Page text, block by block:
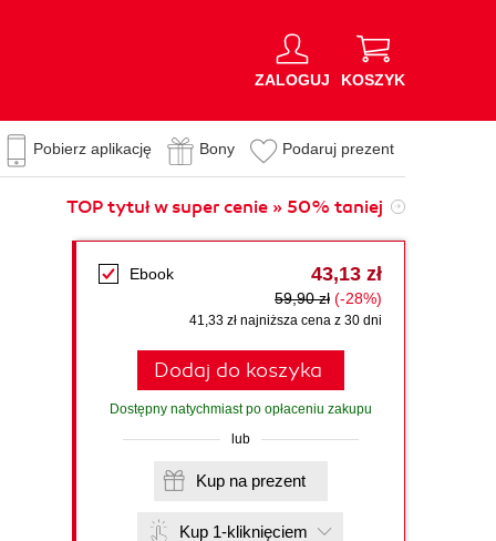
ZALOGUJ KOSZYK
Pobierz aplikację Bony Podaruj prezent
TOP tytuł w super cenie » 50% taniej
Ebook 43,13 zł
59,90 zł (-28%)
41,33 zł najniższa cena z 30 dni
Dodaj do koszyka
Dostępny natychmiast po opłaceniu zakupu
lub
Kup na prezent
Kup 1-kliknięciem